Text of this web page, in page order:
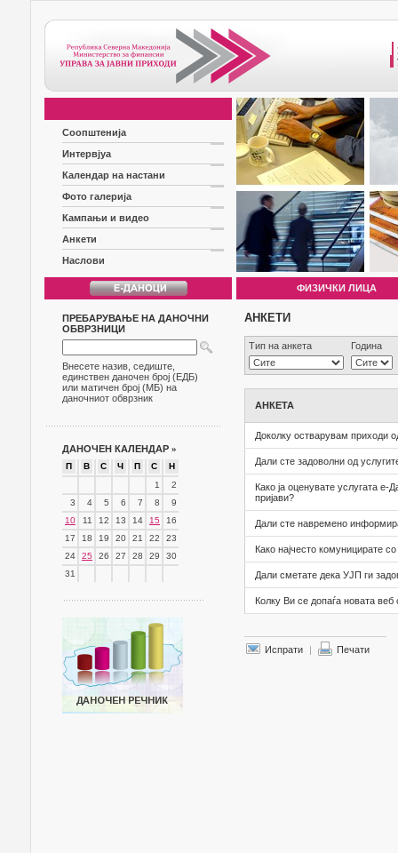
Соопштенија
Интервјуа
Календар на настани
Фото галерија
Кампањи и видео
Анкети
Наслови
ФИЗИЧКИ ЛИЦА
ПРЕБАРУВАЊЕ НА ДАНОЧНИ
ОБВРЗНИЦИ
Внесете назив, седиште,
единствен даночен број (ЕДБ)
или матичен број (МБ) на
даночниот обврзник
ДАНОЧЕН КАЛЕНДАР »
П В С Ч П С
Н
1
2
3
4 5 6 7 8
9
10
11 12 13 14 15
16
17
18 19 20 21 22
23
24
25 26 27 28 29
30
31
АНКЕТИ
Тип на анкета Година
АНКЕТА
Доколку остварувам приходи
Дали сте задоволни од
Како ја оценувате услугата
пријави?
Дали сте навремено
Како најчесто комуницирате
Дали сметате дека УЈП ги
Колку Ви се допаѓа новата
Испрати | Печати